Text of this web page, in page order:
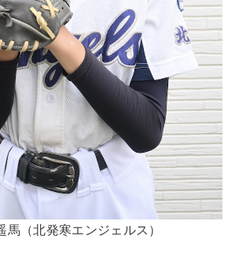
（北発寒エンジェルス）